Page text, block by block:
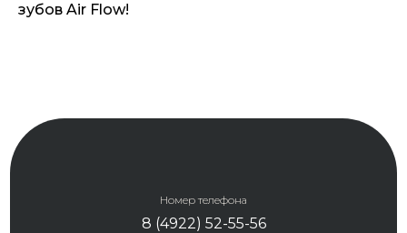
зубов Air Flow!
Номер телефона
8 (4922) 52-55-56